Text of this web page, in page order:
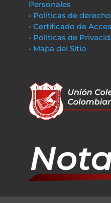
Personales
• Políticas de
• Certificado de
• Políticas de
• Mapa del Sitio